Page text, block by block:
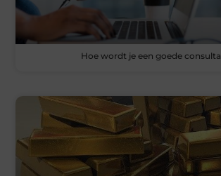
Hoe wordt je een goede